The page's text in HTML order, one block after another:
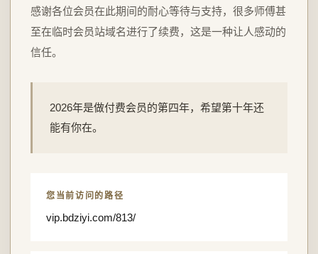
感谢各位会员在此期间的耐心等待与支持，很多师傅甚
至在临时会员站域名进行了续费，这是一种让人感动的
信任。
2026年是做付费会员的第四年，希望第十年还
能有你在。
您当前访问的路径
vip.bdziyi.com/813/